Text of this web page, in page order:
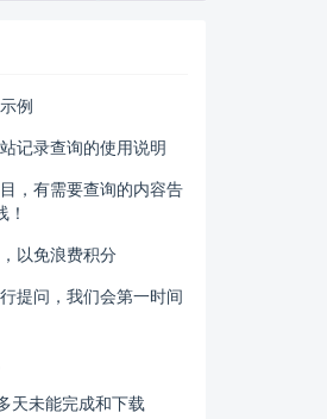
例
记录查询的使用说明
，有需要查询的内容告
以免浪费积分
提问，我们会第一时间
天未能完成和下载